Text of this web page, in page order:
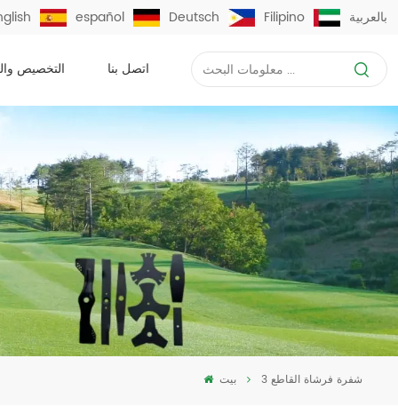
español Deutsch Filipino بالعربية
التخصيص اتصل بنا
بيت 3 شفرة فرشاة القاطع